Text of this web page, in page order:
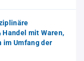
mit Waren,
im Umfang der